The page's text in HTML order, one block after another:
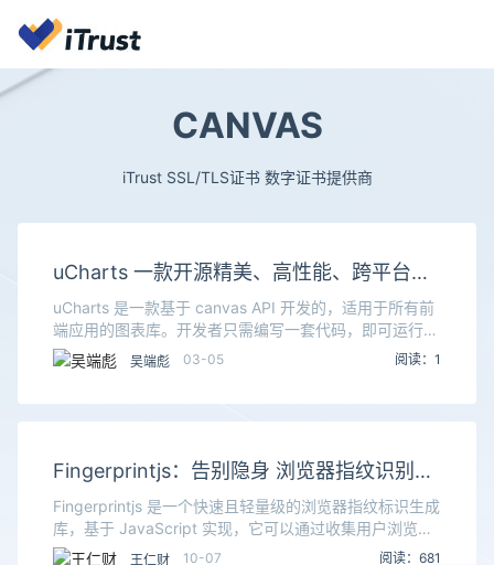
CANVAS
iTrust SSL/TLS证书 数字证书提供商
uCharts 一款开源精美、高性能、跨平台图
表库
uCharts 是一款基于 canvas API 开发的，适用于所有前
端应用的图表库。开发者只需编写一套代码，即可运行到
Web、iOS、Android（基于 uni-app / Taro）、以及各
吴端彪 03-05 阅读：1
Fingerprintjs：告别隐身 浏览器指纹识别技
术
Fingerprintjs 是一个快速且轻量级的浏览器指纹标识生成
库，基于 JavaScript 实现，它可以通过收集用户浏览器
的一些特征信息，如浏览器类型、操作系统、屏幕分辨
王仁财 10-07 阅读：681